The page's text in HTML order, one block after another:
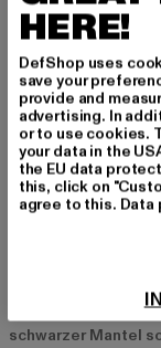
Schwarze
Look
Ein schwarzer
das Eleganz und
Outfit und verleiht
den Alltag, das
Schwarz macht
dafür, dass er zu
schwarzer Mantel
HERE!
DefShop uses
save your
provide and
advertising. In
or to use cookies.
your data in the
the EU data
this, click on
agree to this.